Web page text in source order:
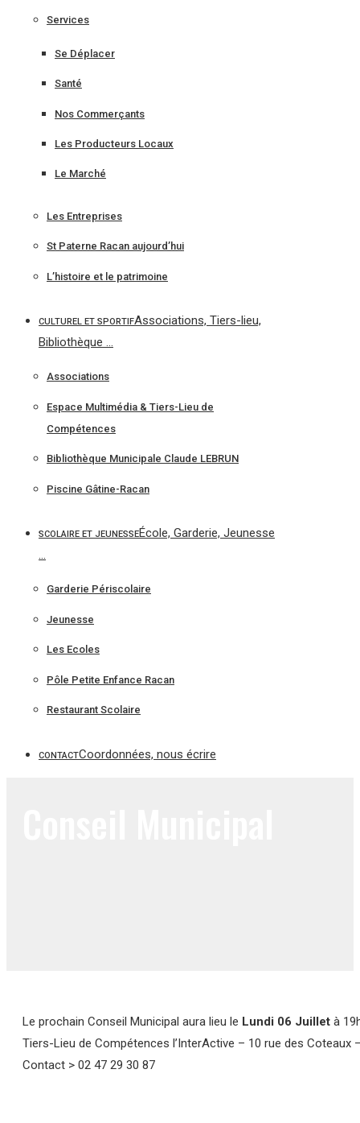
Services
Se Déplacer
Santé
Nos Commerçants
Les Producteurs Locaux
Le Marché
Les Entreprises
St Paterne Racan aujourd’hui
L’histoire et le patrimoine
CULTUREL ET SPORTIFAssociations, Tiers-lieu,
Bibliothèque …
Associations
Espace Multimédia & Tiers-Lieu de
Compétences
Bibliothèque Municipale Claude LEBRUN
Piscine Gâtine-Racan
SCOLAIRE ET JEUNESSEÉcole, Garderie, Jeunesse
…
Garderie Périscolaire
Jeunesse
Les Ecoles
Pôle Petite Enfance Racan
Restaurant Scolaire
CONTACTCoordonnées, nous écrire
Le prochain Conseil Municipal aura lieu le Lundi 06 Juillet à
Tiers-Lieu de Compétences l’InterActive – 10 rue des Coteaux
Contact > 02 47 29 30 87